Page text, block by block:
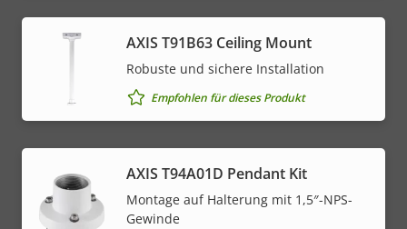
AXIS T91B63 Ceiling Mount
Robuste und sichere Installation
Empfohlen für dieses Produkt
AXIS T94A01D Pendant Kit
Montage auf Halterung mit 1,5″-NPS-
Gewinde